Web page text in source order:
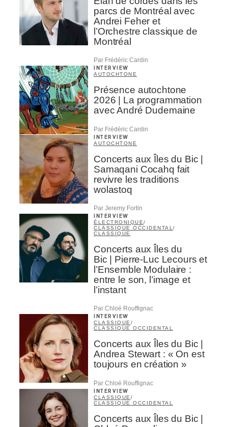
parcs de Montréal avec
Andrei Feher et
l’Orchestre classique de
Montréal
Par Frédéric Cardin
INTERVIEW
AUTOCHTONE
Présence autochtone
2026 | La programmation
avec André Dudemaine
Par Frédéric Cardin
INTERVIEW
AUTOCHTONE
Concerts aux Îles du Bic |
Samaqani Cocahq fait
revivre les traditions
wolastoq
Par Jeremy Fortin
INTERVIEW
ÉLECTRONIQUE/
CLASSIQUE OCCIDENTAL /
CLASSIQUE
Concerts aux Îles du
Bic | Pierre-Luc Lecours et
l’Ensemble Modulaire :
entre le son, l’image et
l’instant
Par Chloé Rouffignac
INTERVIEW
CLASSIQUE/
CLASSIQUE OCCIDENTAL
Concerts aux Îles du Bic |
Andrea Stewart : « On est
toujours en création »
Par Chloé Rouffignac
INTERVIEW
CLASSIQUE /
CLASSIQUE OCCIDENTAL
Concerts aux Îles du Bic |